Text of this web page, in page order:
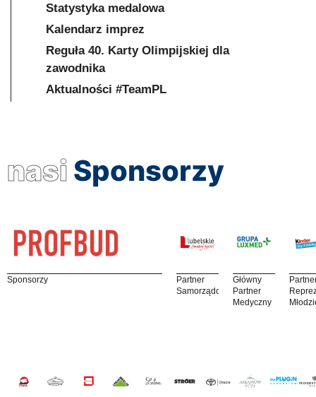
Statystyka medalowa
Kalendarz imprez
Reguła 40. Karty Olimpijskiej dla
zawodnika
Aktualności #TeamPL
nasi Sponsorzy
Sponsorzy
Partner
Samorządowy
Główny
Partner
Medyczny